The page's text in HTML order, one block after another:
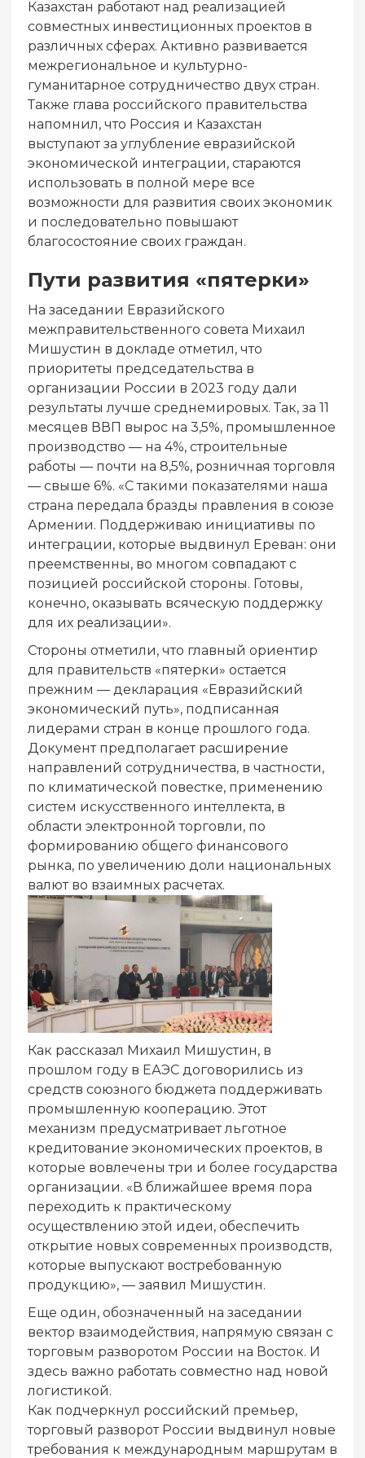
Казахстан работают над реализацией
совместных инвестиционных проектов в
различных сферах. Активно развивается
межрегиональное и культурно-
гуманитарное сотрудничество двух стран.
Также глава российского правительства
напомнил, что Россия и Казахстан
выступают за углубление евразийской
экономической интеграции, стараются
использовать в полной мере все
возможности для развития своих экономик
и последовательно повышают
благосостояние своих граждан.
Пути развития «пятерки»
На заседании Евразийского
межправительственного совета Михаил
Мишустин в докладе отметил, что
приоритеты председательства в
организации России в 2023 году дали
результаты лучше среднемировых. Так, за 11
месяцев ВВП вырос на 3,5%, промышленное
производство — на 4%, строительные
работы — почти на 8,5%, розничная торговля
— свыше 6%. «С такими показателями наша
страна передала бразды правления в союзе
Армении. Поддерживаю инициативы по
интеграции, которые выдвинул Ереван: они
преемственны, во многом совпадают с
позицией российской стороны. Готовы,
конечно, оказывать всяческую поддержку
для их реализации».
Стороны отметили, что главный ориентир
для правительств «пятерки» остается
прежним — декларация «Евразийский
экономический путь», подписанная
лидерами стран в конце прошлого года.
Документ предполагает расширение
направлений сотрудничества, в частности,
по климатической повестке, применению
систем искусственного интеллекта, в
области электронной торговли, по
формированию общего финансового
рынка, по увеличению доли национальных
валют во взаимных расчетах.
Как рассказал Михаил Мишустин, в
прошлом году в ЕАЭС договорились из
средств союзного бюджета поддерживать
промышленную кооперацию. Этот
механизм предусматривает льготное
кредитование экономических проектов, в
которые вовлечены три и более государства
организации. «В ближайшее время пора
переходить к практическому
осуществлению этой идеи, обеспечить
открытие новых современных производств,
которые выпускают востребованную
продукцию», — заявил Мишустин.
Еще один, обозначенный на заседании
вектор взаимодействия, напрямую связан с
торговым разворотом России на Восток. И
здесь важно работать совместно над новой
логистикой.
Как подчеркнул российский премьер,
торговый разворот России выдвинул новые
требования к международным маршрутам в